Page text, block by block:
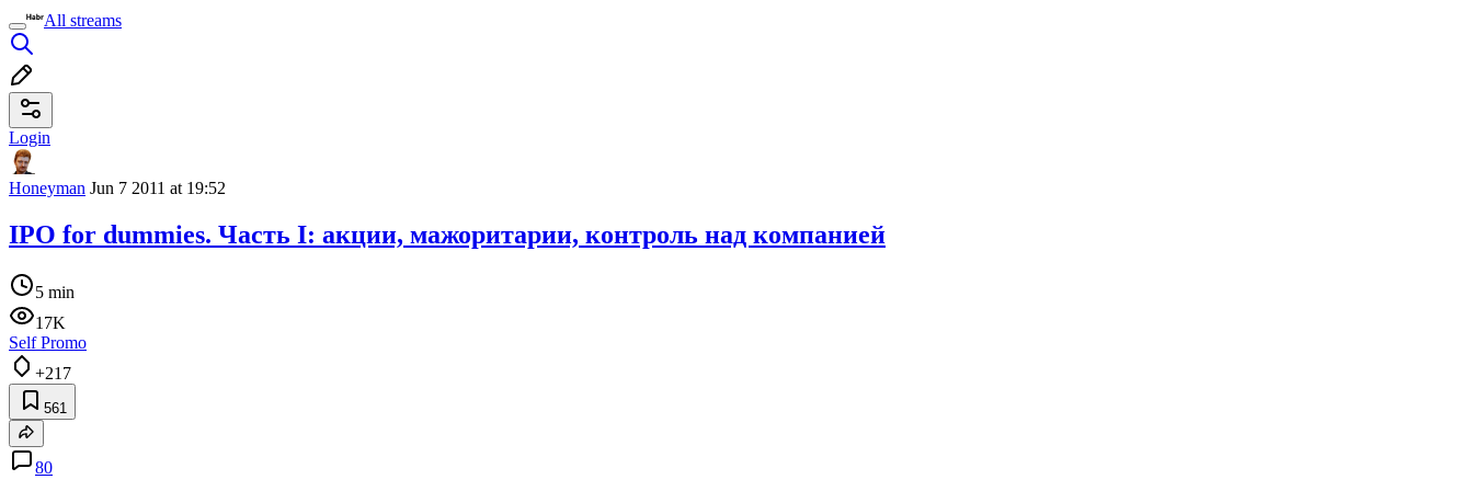
All streams
Login
Honeyman Jun 7 2011 at 19:52
IPO for dummies. Часть I: акции, мажоритарии, контроль над компанией
5 min
17K
Self Promo
+217
561
80